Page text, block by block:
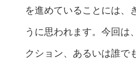
を進めていることには、
うに思われます。今回は
クション、あるいは誰で